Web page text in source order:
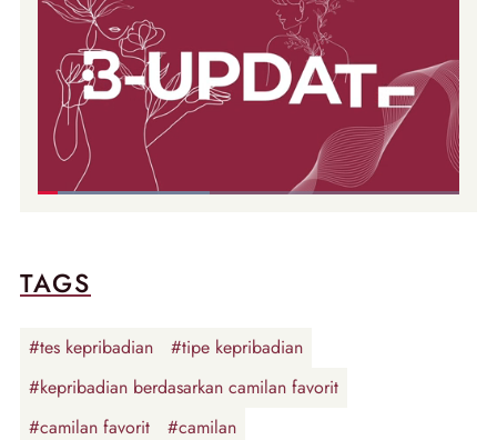
TAGS
#tes kepribadian
#tipe kepribadian
#kepribadian berdasarkan camilan favorit
#camilan favorit
#camilan